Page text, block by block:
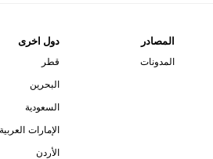
المصادر
المدونات
دول اخرى
قطر
البحرين
السعودية
الإمارات
الأردن